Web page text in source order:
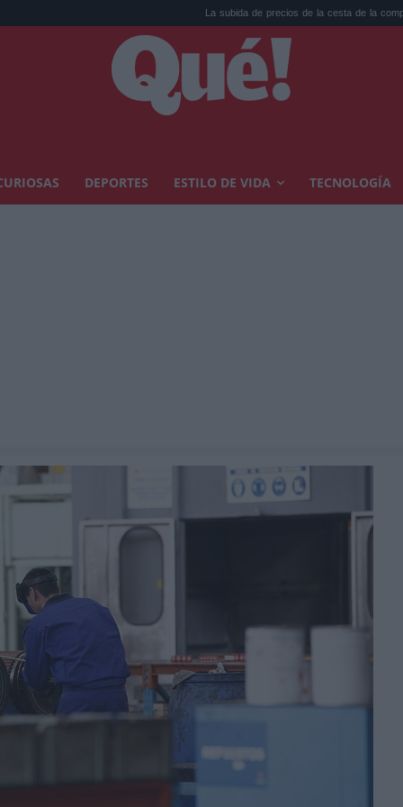
La subida de precios de la cesta de la compra regr... Los
DEPORTES ESTILO DE VIDA TECNOLOGÍA